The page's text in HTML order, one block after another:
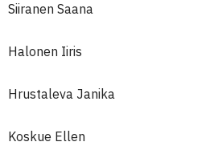
Siiranen Saana
Halonen Iiris
Hrustaleva Janika
Koskue Ellen